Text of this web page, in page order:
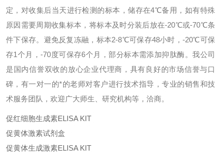
定，对收集后当天进行检测的标本，储存在4℃备用，如有特殊
原因需要周期收集标本，将标本及时分装后放在-20℃或-70℃条
件下保存。避免反复冻融，标本2-8℃可保存48小时，-20℃可保
存1个月，-70度可保存6个月，部分标本需添加抑肽酶。我公司
是国内信誉双收的放心企业代理商，具有良好的市场信誉与口
碑，有一对一的*的老师对客户进行技术指导，专业的销售和技
术服务团队，欢迎广大师生、研究机构等，洽商。
促红细胞生成素ELISA KIT
促黄体激素试剂盒
促黄体生成激素ELISA KIT